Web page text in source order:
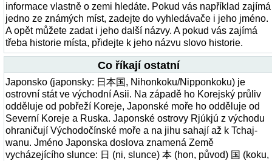
informace vlastně o zemi hledáte. Pokud vás například zajímá
jedno ze známých míst, zadejte do vyhledávače i jeho jméno.
A opět můžete zadat i jeho další názvy. A pokud vás zajímá
třeba historie místa, přidejte k jeho názvu slovo historie.
Co říkají ostatní
Japonsko (japonsky: 日本国, Nihonkoku/Nipponkoku) je
ostrovní stát ve východní Asii. Na západě ho Korejský průliv
odděluje od pobřeží Koreje, Japonské moře ho odděluje od
Severní Koreje a Ruska. Japonské ostrovy Rjúkjú z východu
ohraničují Východočínské moře a na jihu sahají až k Tchaj-
wanu. Jméno Japonska doslova znamená Země
vycházejícího slunce: 日 (ni, slunce) 本 (hon, původ) 国 (koku,